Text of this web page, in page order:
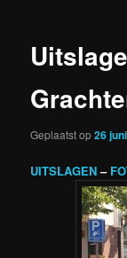
Geplaatst op26
UITSLAGEN–